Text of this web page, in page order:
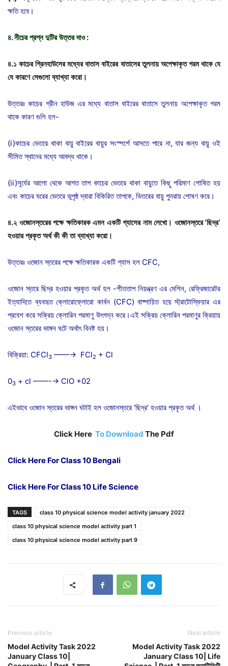
ক্ষতি হবে।
৪.নীচের প্রশ্ন দুটির উত্তর দাও:
৪.১ কাচের গ্রিনহাউসের মধ্যের বাতাস বাইরের বাতাসের তুলনায় অপেক্ষাকৃত গরম থাকে যে
যে কারণে সেগুলো ব্যাখ্যা করো।
উত্তরঃ কাচের গ্রীন হাউজ এর মধ্যে বাতাস বাইরের বাতাসে তুলনায় অপেক্ষাকৃত গরম
থাকে কারণ গুলি হল-
(i)কাচের ভেতরে থাকা বায়ু বাইরের বায়ুর সংস্পর্শে আসতে পারে না, যার জন্য বায়ু ওই
সীমিত স্থানের মধ্যে আবদ্ধ থাকে।
(ii)সূর্যের আলো থেকে আগত তাপ কাচের ভেতরে থাকা বায়ুতে কিছু পরিমাণ শোষিত হয়
এবং কাচের ঘরের ভেতরে ভূপৃষ্ঠ দ্বারা বিকিরিত তাপকে, ভিতরের বায়ু পুনরায় শোষণ করে।
৪.২ ওজোনস্তরের পক্ষে ক্ষতিকারক এমন একটি গ্যাসের নাম লেখো। ওজোনস্তরে‘ছিদ্র‘
হওয়ার প্রকৃত অর্থ কী কী তা ব্যাখ্যা করো।
উত্তরঃ ওজোন স্তরের পক্ষে ক্ষতিকারক একটি গ্যাস হল CFC,
ওজোন স্তরে ছিদ্র হওয়ার প্রকৃত অর্থ হল -শীততাপ নিয়ন্ত্রণ এর মেশিন, রেফ্রিজারেটর
ইত্যাদিতে ব্যবহৃত ক্লোরোফ্লোরো কার্বন (CFC) বাষ্পায়িত হয়ে স্ট্রাটোস্ফিয়ার এর
প্রবেশ করে সক্রিয় ক্লোরিন পরমাণু উৎপন্ন করে।এই সক্রিয় ক্লোরিন পরমাণুর ক্রিয়ায়
ওজোন স্তরের ভাঙ্গন ঘটে অর্থাৎ বিনষ্ট হয়।
বিক্রিয়া: CFCl3 ——→ FCl2 + Cl
03 + cl ——-→ ClO +02
এইভাবে ওজোন স্তরের ভাঙ্গন ঘটাই হল ওজোনস্তরে ‘ছিদ্র’ হওয়ার প্রকৃত অর্থ ।
Click Here To Download The Pdf
Click Here For Class 10 Bengali
Click Here For Class 10 Life Science
TAGS
class 10 physical science model activity january 2022
class 10 physical science model activity part 1
class 10 physical science model activity part 9
Previous article
Model Activity Task 2022
January Class 10|
Next article
Model Activity Task 2022
January Class 10| Life